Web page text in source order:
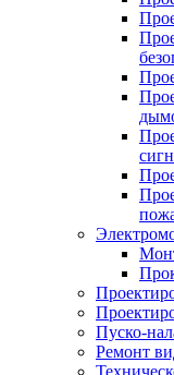
Пуско-
Ремонт